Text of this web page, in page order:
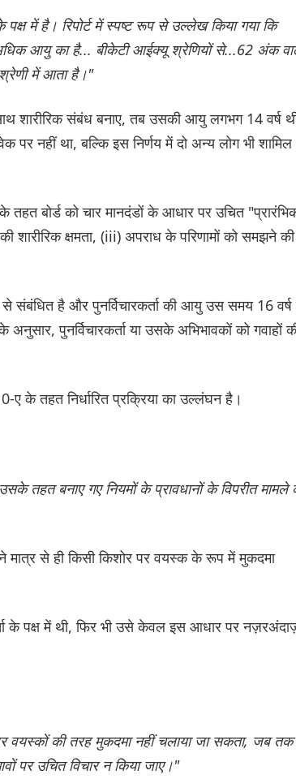
के पक्ष में है। रिपोर्ट में स्पष्ट रूप से उल्लेख किया गया कि
आयु का है... बीकेटी आईक्यू श्रेणियों से...62 अंक
श्रेणी में आता है।"
शारीरिक संबंध बनाए, तब उसकी आयु लगभग 14 वर्ष
पर नहीं था, बल्कि इस निर्णय में दो अन्य लोग भी शामिल
तहत बोर्ड को चार मानदंडों के आधार पर उचित
शारीरिक क्षमता, (iii) अपराध के परिणामों को समझने की
संबंधित है और पुनर्विचारकर्ता की आयु उस समय 16
पुनर्विचारकर्ता या उसके अभिभावकों को गवाहों
के तहत निर्धारित प्रक्रिया का उल्लंघन है।
तहत बनाए गए नियमों के प्रावधानों के विपरीत मामले
से ही किसी किशोर पर वयस्क के रूप में मुकदमा
के पक्ष में थी, फिर भी उसे केवल इस आधार पर
वयस्कों की तरह मुकदमा नहीं चलाया जा सकता, जब तक
पर उचित विचार न किया जाए।"